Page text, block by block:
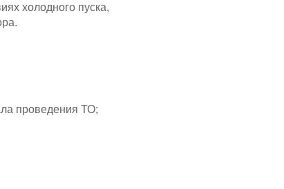
холодного пуска,
проведения ТО;